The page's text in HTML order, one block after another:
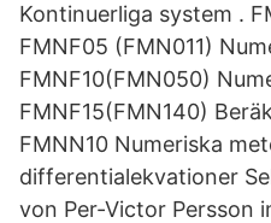
Kontinuerliga system .
FMNF05 (FMN011)
FMNF10(FMN050)
FMNF15(FMN140)
FMNN10 Numeriska
differentialekvationer
von Per-Victor Persson